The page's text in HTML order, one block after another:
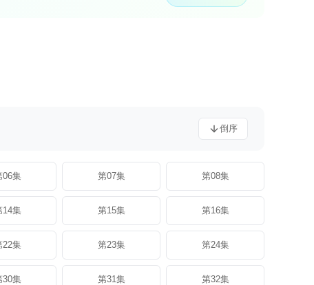
倒序
06集 第07集 第08集
14集 第15集 第16集
22集 第23集 第24集
30集 第31集 第32集